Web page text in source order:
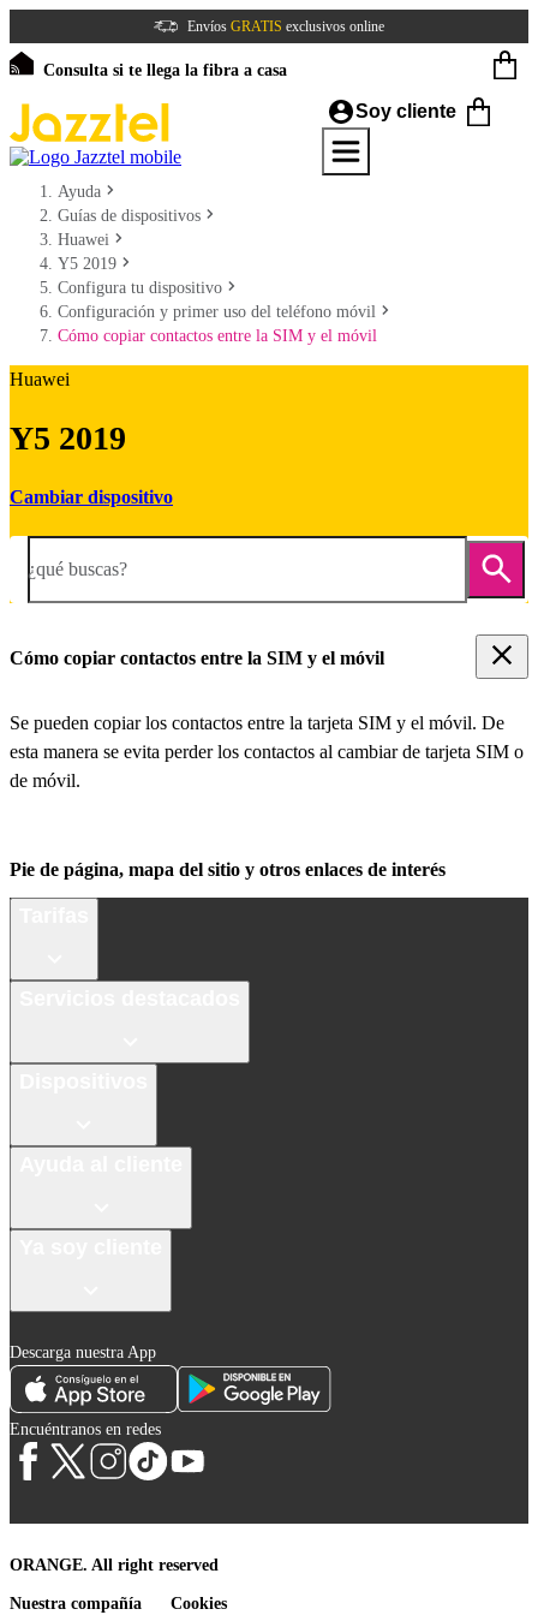
Envíos GRATIS exclusivos online
Consulta si te llega la fibra a casa
Soy cliente
Ayuda
Guías de dispositivos
Huawei
Y5 2019
Configura tu dispositivo
Configuración y primer uso del teléfono móvil
Cómo copiar contactos entre la SIM y el móvil
Huawei
Y5 2019
Cambiar dispositivo
¿qué buscas?
Cómo copiar contactos entre la SIM y el móvil
Se pueden copiar los contactos entre la tarjeta SIM y el móvil. De
esta manera se evita perder los contactos al cambiar de tarjeta SIM o
de móvil.
Pie de página, mapa del sitio y otros enlaces de interés
Descarga nuestra App
Encuéntranos en redes
ORANGE. All right reserved
Nuestra compañía Cookies